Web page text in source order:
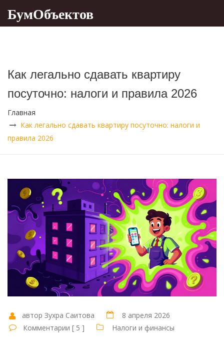
БумОбъектов
Как легально сдавать квартиру
посуточно: налоги и правила 2026
Главная
Как легально сдавать квартиру посуточно: налоги и
правила 2026
автор Зухра Саитова
8 апреля 2026
Комментарии [ 5 ]
Налоги и финансы